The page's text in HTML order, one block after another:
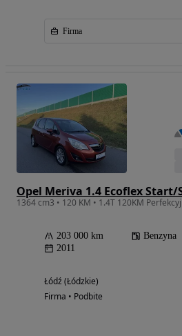
Firma
Opel Meriva 1.4 Ecoflex Start/
203 000 km Benzyna
2011
Łódź (Łódzkie)
Firma • Podbite